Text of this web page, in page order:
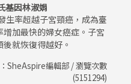
基因林淑娟
生率超越子宮頸癌，成為臺
加最快的婦女癌症。子宮
就恢復得越好。
SheAspire編輯部 / 瀏覽次數
(5151294)